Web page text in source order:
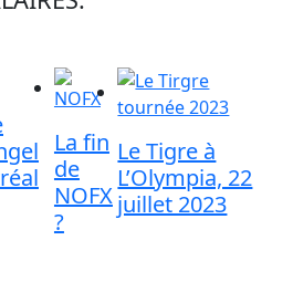
La fin
de
NOFX
?
Le Tigre à
L’Olympia, 22
juillet 2023